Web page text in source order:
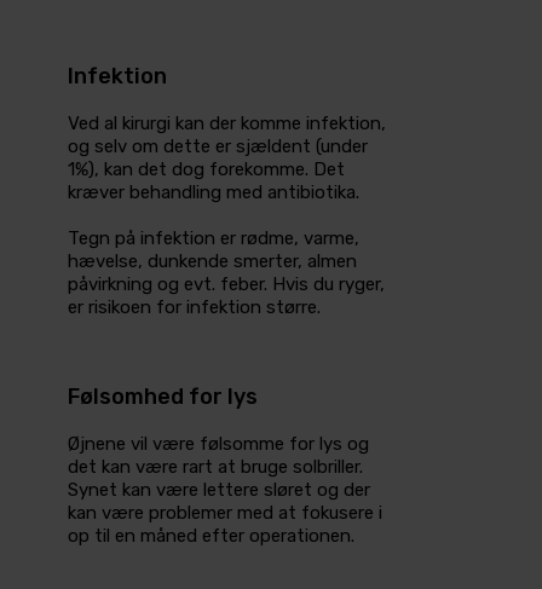
Infektion
Ved al kirurgi kan der komme infektion,
og selv om dette er sjældent (under
1%), kan det dog forekomme. Det
kræver behandling med antibiotika.
Tegn på infektion er rødme, varme,
hævelse, dunkende smerter, almen
påvirkning og evt. feber. Hvis du ryger,
er risikoen for infektion større.
Følsomhed for lys
Øjnene vil være følsomme for lys og
det kan være rart at bruge solbriller.
Synet kan være lettere sløret og der
kan være problemer med at fokusere i
op til en måned efter operationen.